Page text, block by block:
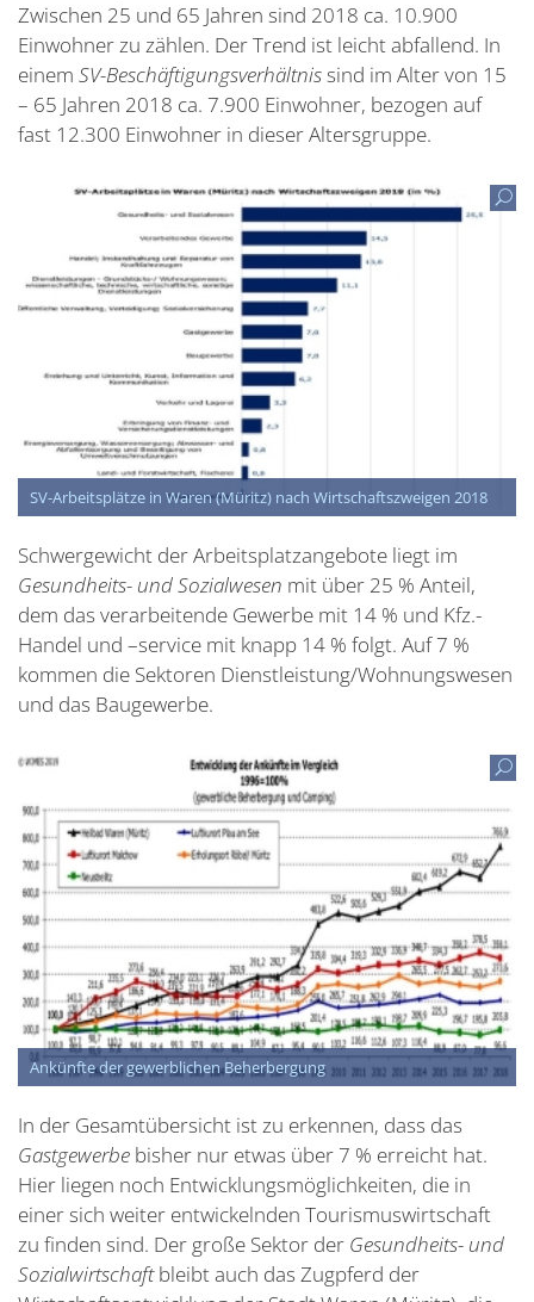
Zwischen 25 und 65 Jahren sind 2018 ca. 10.900
Einwohner zu zählen. Der Trend ist leicht abfallend. In
einem SV-Beschäftigungsverhältnissind im Alter von 15
– 65 Jahren 2018 ca. 7.900 Einwohner, bezogen auf
fast 12.300 Einwohner in dieser Altersgruppe.
SV-Arbeitsplätze in Waren (Müritz) nach Wirtschaftszweigen 2018
Schwergewicht der Arbeitsplatzangebote liegt im
Gesundheits- und Sozialwesen mit über 25 % Anteil,
dem das verarbeitende Gewerbe mit 14 % und Kfz.-
Handel und –service mit knapp 14 % folgt. Auf 7 %
kommen die Sektoren Dienstleistung/Wohnungswesen
und das Baugewerbe.
Ankünfte der gewerblichen Beherbergung
In der Gesamtübersicht ist zu erkennen, dass das
Gastgewerbe bisher nur etwas über 7 % erreicht hat.
Hier liegen noch Entwicklungsmöglichkeiten, die in
einer sich weiter entwickelnden Tourismuswirtschaft
zu finden sind. Der große Sektor der Gesundheits- und
Sozialwirtschaftbleibt auch das Zugpferd der